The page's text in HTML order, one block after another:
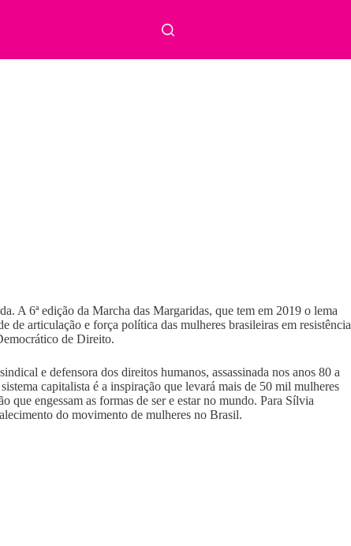
A 6ª edição da Marcha das Margaridas, que tem em 2019 o lema
de articulação e força política das mulheres brasileiras em resistência
de Direito.
e defensora dos direitos humanos, assassinada nos anos 80 a
capitalista é a inspiração que levará mais de 50 mil mulheres
que engessam as formas de ser e estar no mundo. Para Sílvia
do movimento de mulheres no Brasil.